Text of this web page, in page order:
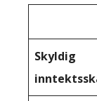
Skyldig